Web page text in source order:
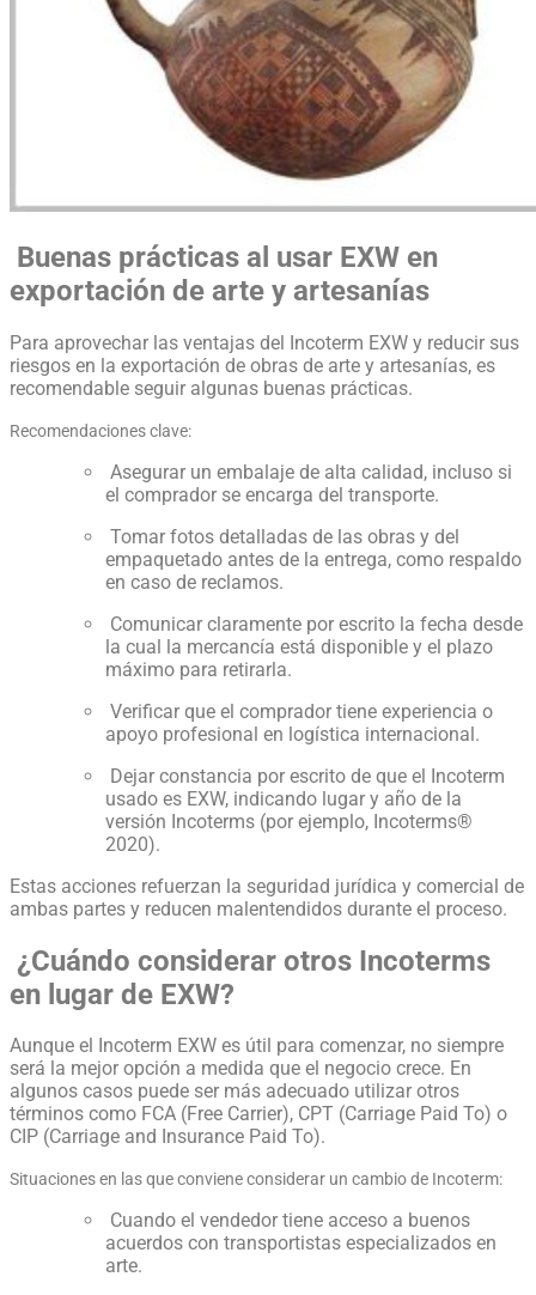
Buenas prácticas al usar EXW en
exportación de arte y artesanías
Para aprovechar las ventajas del Incoterm EXW y reducir sus
riesgos en la exportación de obras de arte y artesanías, es
recomendable seguir algunas buenas prácticas.
Recomendaciones clave:
Asegurar un embalaje de alta calidad, incluso si
el comprador se encarga del transporte.
Tomar fotos detalladas de las obras y del
empaquetado antes de la entrega, como respaldo
en caso de reclamos.
Comunicar claramente por escrito la fecha desde
la cual la mercancía está disponible y el plazo
máximo para retirarla.
Verificar que el comprador tiene experiencia o
apoyo profesional en logística internacional.
Dejar constancia por escrito de que el Incoterm
usado es EXW, indicando lugar y año de la
versión Incoterms (por ejemplo, Incoterms®
2020).
Estas acciones refuerzan la seguridad jurídica y comercial de
ambas partes y reducen malentendidos durante el proceso.
¿Cuándo considerar otros Incoterms
en lugar de EXW?
Aunque el Incoterm EXW es útil para comenzar, no siempre
será la mejor opción a medida que el negocio crece. En
algunos casos puede ser más adecuado utilizar otros
términos como FCA (Free Carrier), CPT (Carriage Paid To) o
CIP (Carriage and Insurance Paid To).
Situaciones en las que conviene considerar un cambio de Incoterm:
Cuando el vendedor tiene acceso a buenos
acuerdos con transportistas especializados en
arte.